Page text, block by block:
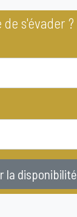
de s'évader ?
la disponibilité